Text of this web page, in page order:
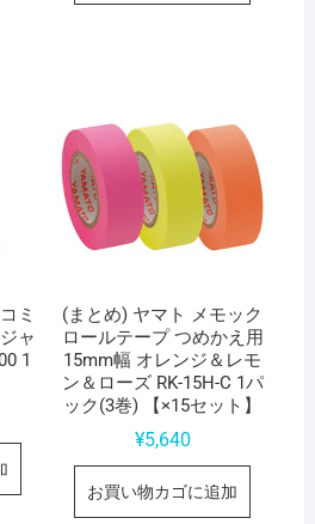
ミ
ャ
1
(まとめ) ヤマト メモック
ロールテープ つめかえ用
15mm幅 オレンジ＆レモ
ン＆ローズ RK-15H-C 1パ
ック(3巻) 【×15セット】
¥5,640
お買い物カゴに追加